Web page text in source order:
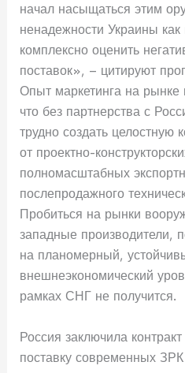
начал насыщаться этим
ненадежности Украины
комплексно оценить
поставок», – цитируют
Опыт маркетинга на рынке
что без партнерства с
трудно создать целостную
от проектно-
полномасштабных
послепродажного
Пробиться на рынки
западные производители,
на планомерный,
внешнеэкономический
рамках СНГ не получится.
Россия заключила
поставку современных